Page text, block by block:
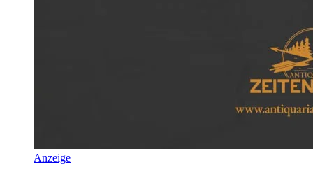
Anzeige